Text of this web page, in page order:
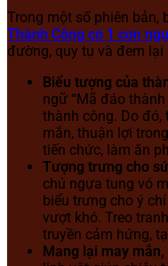
Trong một số phiên bản,
Thành Công có 1 con
đường, quy tụ và đem
Biểu tượng của
ngữ “Mã đáo
thành công. Do
mắn, thuận lợi
tiến chức, làm ăn
Tượng trưng cho
chú ngựa tung vó
biểu trưng cho ý
vượt khó. Treo
truyền cảm hứng,
Mang lại may